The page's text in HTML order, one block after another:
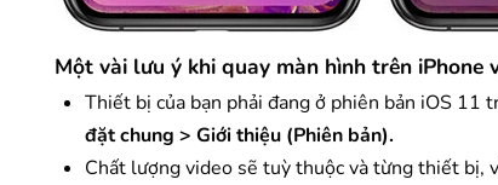
Một vài lưu ý khi quay màn hình trên iPhone
Thiết bị của bạn phải đang ở phiên bản iOS
đặt chung > Giới thiệu (Phiên bản).
Chất lượng video sẽ tuỳ thuộc và từng thiết bị,